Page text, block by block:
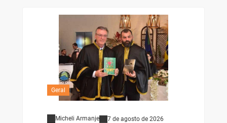
Geral
Micheli Armanje 7 de agosto de 2026